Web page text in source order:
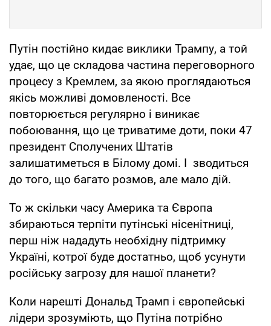
Путін постійно кидає виклики Трампу, а той
удає, що це складова частина переговорного
процесу з Кремлем, за якою проглядаються
якісь можливі домовленості. Все
повторюється регулярно і виникає
побоювання, що це триватиме доти, поки 47
президент Сполучених Штатів
залишатиметься в Білому домі. І зводиться
до того, що багато розмов, але мало дій.
То ж скільки часу Америка та Європа
збираються терпіти путінські нісенітниці,
перш ніж нададуть необхідну підтримку
Україні, котрої буде достатньо, щоб усунути
російську загрозу для нашої планети?
Коли нарешті Дональд Трамп і європейські
лідери зрозуміють, що Путіна потрібно